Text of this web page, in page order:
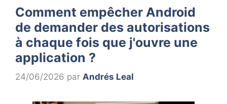
Comment empêcher Android
de demander des autorisations
à chaque fois que j'ouvre une
application ?
24/06/2026 par Andrés Leal